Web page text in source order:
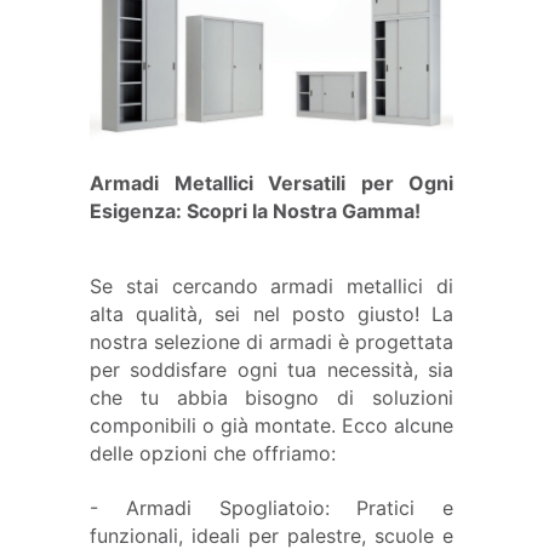
Armadi Metallici Versatili per Ogni
Esigenza: Scopri la Nostra Gamma!
Se stai cercando armadi metallici di
alta qualità, sei nel posto giusto! La
nostra selezione di armadi è progettata
per soddisfare ogni tua necessità, sia
che tu abbia bisogno di soluzioni
componibili o già montate. Ecco alcune
delle opzioni che offriamo:
- Armadi Spogliatoio: Pratici e
funzionali, ideali per palestre, scuole e